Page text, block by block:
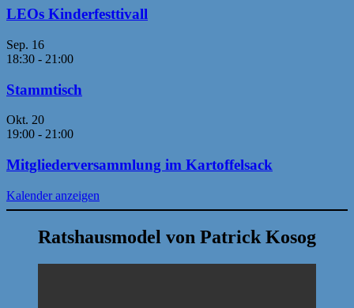
LEOs Kinderfesttivall
Sep. 16
18:30 - 21:00
Stammtisch
Okt. 20
19:00 - 21:00
Mitgliederversammlung im Kartoffelsack
Kalender anzeigen
Ratshausmodel von Patrick Kosog